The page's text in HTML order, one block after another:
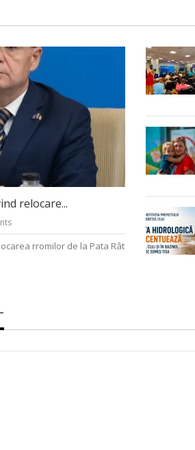
relocare...
rromilor de la Pata Rât